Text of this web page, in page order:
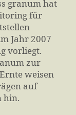
granum hat
für
Jahr 2007
vorliegt.
zur
weisen
auf
hin.